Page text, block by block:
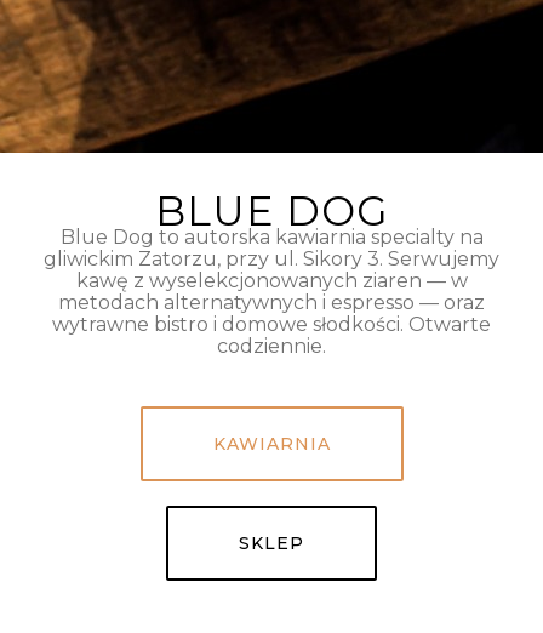
BLUE DOG
Blue Dog to autorska kawiarnia specialty na
gliwickim Zatorzu, przy ul. Sikory 3. Serwujemy
kawę z wyselekcjonowanych ziaren — w
metodach alternatywnych i espresso — oraz
wytrawne bistro i domowe słodkości. Otwarte
codziennie.
KAWIARNIA
SKLEP